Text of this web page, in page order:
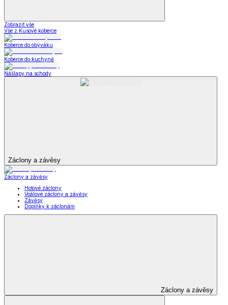
Zobrazit vše
Vše z Kusové koberce
Koberce do obýváku
Koberce do kuchyně
Nášlapy na schody
Záclony a závěsy
Záclony a závěsy
Hotové záclony
Voálové záclony a závěsy
Závěsy
Doplňky k záclonám
Záclony a závěsy